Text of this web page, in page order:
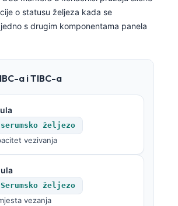
o statusu željeza kada se
s drugim komponentama panela
a i TIBC-a
željezo
vezivanja
željezo
vezanja